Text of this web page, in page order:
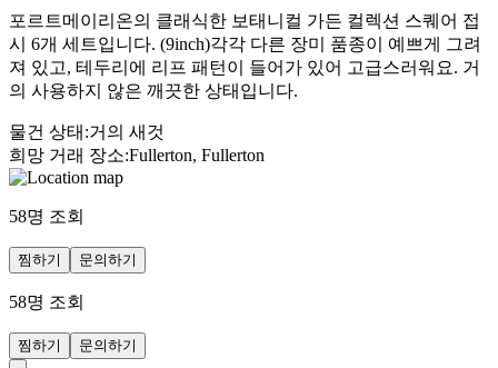
포르트메이리온의 클래식한 보태니컬 가든 컬렉션 스퀘어 접
시 6개 세트입니다. (9inch)각각 다른 장미 품종이 예쁘게 그려
져 있고, 테두리에 리프 패턴이 들어가 있어 고급스러워요. 거
의 사용하지 않은 깨끗한 상태입니다.
물건 상태 :거의 새것
희망 거래 장소:Fullerton, Fullerton
58명 조회
찜하기 문의하기
58명 조회
찜하기 문의하기